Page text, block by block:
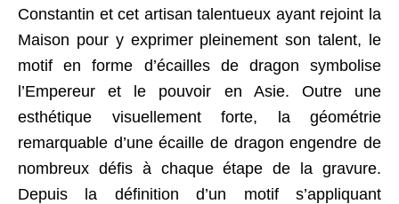
Constantin et cet artisan talentueux ayant rejoint la
Maison pour y exprimer pleinement son talent, le
motif en forme d’écailles de dragon symbolise
l’Empereur et le pouvoir en Asie. Outre une
esthétique visuellement forte, la géométrie
remarquable d’une écaille de dragon engendre de
nombreux défis à chaque étape de la gravure.
Depuis la définition d’un motif s’appliquant